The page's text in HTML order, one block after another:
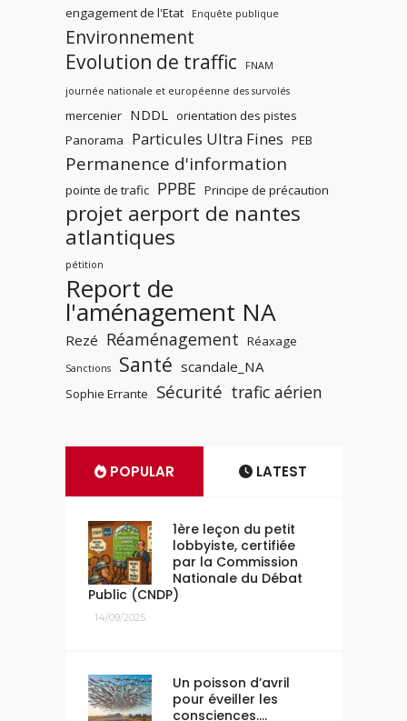
engagement de l'Etat Enquête publique
Environnement
Evolution de traffic
FNAM
journée nationale et européenne des survolés
mercenier NDDL orientation des pistes
Panorama
Particules Ultra Fines PEB
Permanence d'information
pointe de trafic PPBE Principe de précaution
projet aerport de nantes
atlantiques
pétition
Report de
l'aménagement NA
Rezé Réaménagement Réaxage
Sanctions Santé scandale_NA
Sophie Errante Sécurité trafic aérien
POPULAR LATEST
1ère leçon du petit
lobbyiste, certifiée
par la Commission
Nationale du Débat
Public (CNDP)
14/09/2025
Un poisson d’avril
pour éveiller les
consciences….